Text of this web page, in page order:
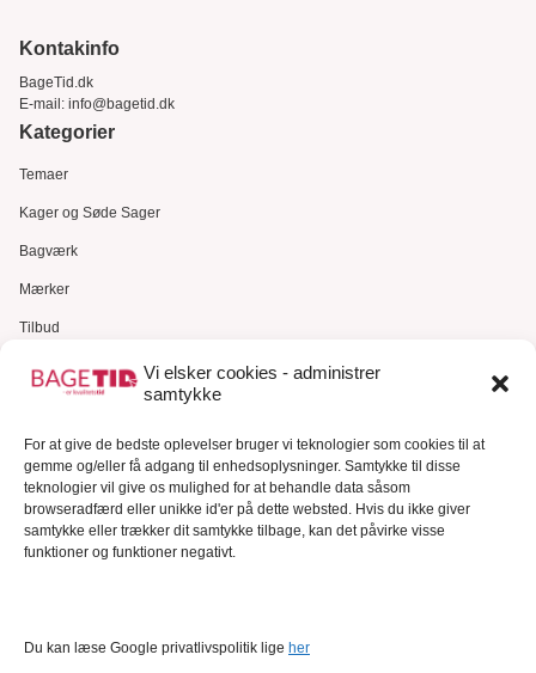
Vi elsker cookies - administrer
samtykke
For at give de bedste oplevelser bruger vi teknologier som cookies til at
gemme og/eller få adgang til enhedsoplysninger. Samtykke til disse
teknologier vil give os mulighed for at behandle data såsom
browseradfærd eller unikke id'er på dette websted. Hvis du ikke giver
samtykke eller trækker dit samtykke tilbage, kan det påvirke visse
funktioner og funktioner negativt.
Du kan læse Google privatlivspolitik lige her
Kontakinfo
BageTid.dk
E-mail: info@bagetid.dk
Kategorier
Temaer
Kager og Søde Sager
Bagværk
Mærker
Tilbud
Gavekort
Kundeservice
Kundeservice
FAQ – Ofte stillede spørgsmål
Om Bagetid.dk
Se Fødevarestyrelsens smiley-rapporter